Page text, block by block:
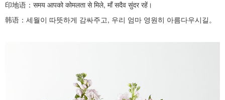
印地语： समय आपको कोमलता से मिले, माँ सदैव सुंदर रहें।
韩语：세월이 따뜻하게 감싸주고, 우리 엄마 영원히 아름다우시길。